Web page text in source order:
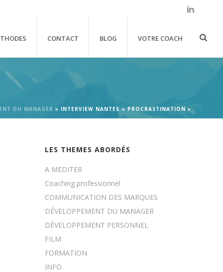
CONTACT BLOG VOTRE COACH
DU MANAGER » INTERVIEW NANTES « PROCRASTINATION »
LES THEMES ABORDÉS
A MEDITER
Coaching professionnel
COMMUNICATION DES MARQUES
DÉVELOPPEMENT DU MANAGER
DÉVELOPPEMENT PERSONNEL
FILM
FORMATION
INFO